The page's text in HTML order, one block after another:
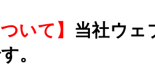
いて】 当社ウェ
。